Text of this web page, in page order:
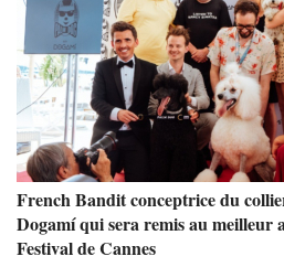
French Bandit conceptrice du
Dogamí qui sera remis au meilleur
Festival de Cannes